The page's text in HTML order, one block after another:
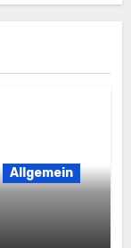
Allgemein